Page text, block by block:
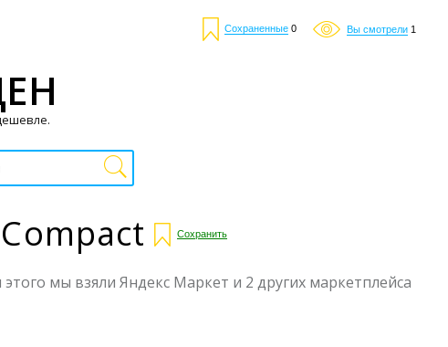
Сохраненные 0 Вы смотрели 1
Сохранить
мы взяли Яндекс Маркет и 2 других маркетплейса